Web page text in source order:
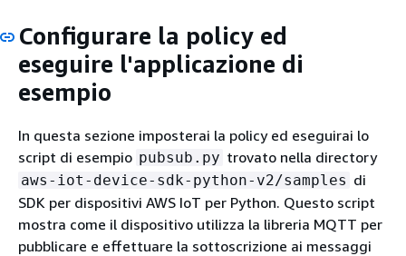
Configurare la policy ed
eseguire l'applicazione di
esempio
In questa sezione imposterai la policy ed eseguirai lo
script di esempio pubsub.py trovato nella directory
aws-iot-device-sdk-python-v2/samples di
SDK per dispositivi AWS IoT per Python. Questo script
mostra come il dispositivo utilizza la libreria MQTT per
pubblicare e effettuare la sottoscrizione ai messaggi